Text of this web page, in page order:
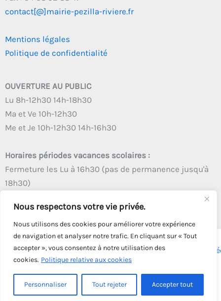
Nous respectons votre vie privée.
Nous utilisons des cookies pour améliorer votre expérience
de navigation et analyser notre trafic. En cliquant sur « Tout
accepter », vous consentez à notre utilisation des
cookies. Politique relative aux cookies
Personnaliser Tout rejeter Accepter tout
contact[@]mairie-pezilla-riviere.fr
Mentions légales
Politique de confidentialité
OUVERTURE AU PUBLIC
Lu 8h-12h30 14h-18h30
Ma et Ve 10h-12h30
Me et Je 10h-12h30 14h-16h30
Horaires périodes vacances scolaires :
Fermeture les Lu à 16h30 (pas de permanence jusqu'à
18h30)
Copyright © 2026 - Tous droits réservés - | Webmaster
Solution